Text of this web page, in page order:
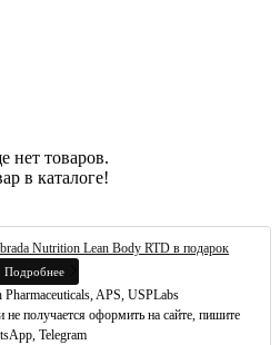
нет товаров.
в каталоге!
Nutrition Lean Body RTD в подарок
Подробнее
APS, USPLabs
получается оформить на сайте, пишите
Telegram